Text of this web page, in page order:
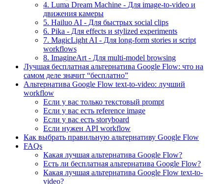
4. Luma Dream Machine - Для image-to-video и
движения камеры
5. Hailuo AI - Для быстрых social clips
6. Pika - Для effects и stylized experiments
7. MagicLight AI - Для long-form stories и script
workflows
8. ImagineArt - Для multi-model browsing
Лучшая бесплатная альтернатива Google Flow: что на
самом деле значит “бесплатно”
Альтернатива Google Flow text-to-video: лучший
workflow
Если у вас только текстовый prompt
Если у вас есть reference image
Если у вас есть storyboard
Если нужен API workflow
Как выбрать правильную альтернативу Google Flow
FAQs
Какая лучшая альтернатива Google Flow?
Есть ли бесплатная альтернатива Google Flow?
Какая лучшая альтернатива Google Flow text-to-
video?